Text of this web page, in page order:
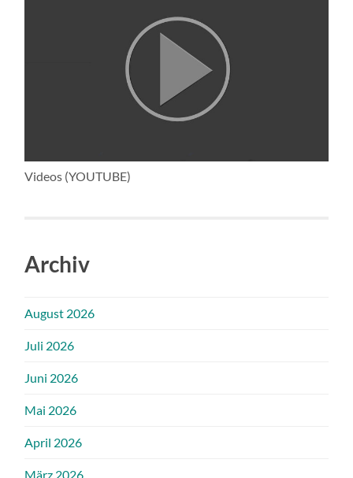
Videos (YOUTUBE)
Archiv
August 2026
Juli 2026
Juni 2026
Mai 2026
April 2026
März 2026